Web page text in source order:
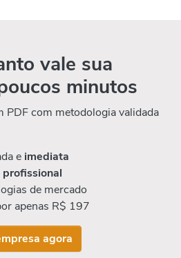
vale sua
minutos
PDF com metodologia validada
e imediata
profissional
de mercado
apenas R$ 197
agora